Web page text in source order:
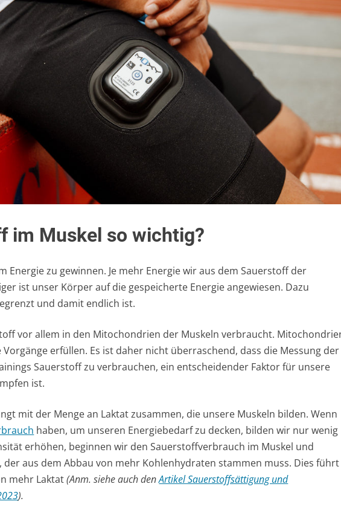
im Muskel so wichtig?
Energie zu gewinnen. Je mehr Energie wir aus dem Sauerstoff der
ist unser Körper auf die gespeicherte Energie angewiesen. Dazu
und damit endlich ist.
vor allem in den Mitochondrien der Muskeln verbraucht.
erfüllen. Es ist daher nicht überraschend, dass die Messung der
Sauerstoff zu verbrauchen, ein entscheidender Faktor für unsere
ist.
mit der Menge an Laktat zusammen, die unsere Muskeln bilden. Wenn
haben, um unseren Energiebedarf zu decken, bilden wir nur wenig
erhöhen, beginnen wir den Sauerstoffverbrauch im Muskel und
aus dem Abbau von mehr Kohlenhydraten stammen muss. Dies führt
mehr Laktat(Anm. siehe auch denArtikel Sauerstoffsättigung und
).